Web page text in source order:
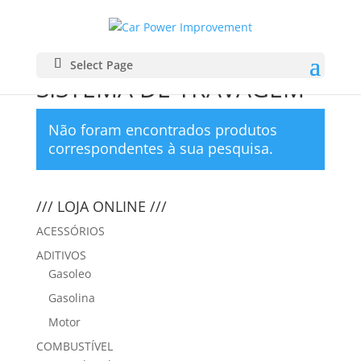
Select Page
Início
SISTEMA DE TRAVAGEM
Não foram encontrados produtos
correspondentes à sua pesquisa.
/// LOJA ONLINE ///
ACESSÓRIOS
ADITIVOS
Gasoleo
Gasolina
Motor
COMBUSTÍVEL